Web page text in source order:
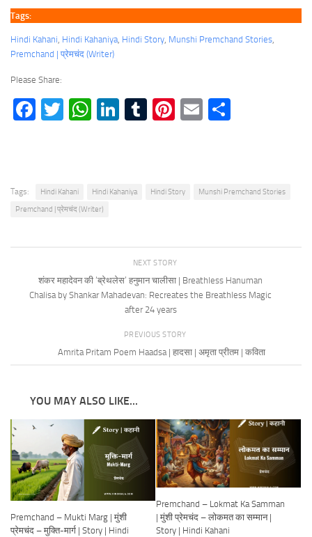
Tags:
Hindi Kahani, Hindi Kahaniya, Hindi Story, Munshi Premchand Stories
Premchand | प्रेमचंद (Writer)
Please Share:
Facebook
TwitterWhatsApp
LinkedIn
Tumblr
Pinterest
Email
Tags: Hindi Kahani Hindi Kahaniya Hindi Story
Munshi Premchand Stories
Premchand | प्रेमचंद (Writer)
NEXT STORY
शंकर महादेवन की ‘ब्रेथलेस’ हनुमान चालीसा | Breathless Hanuman
Chalisa by Shankar Mahadevan: Recreates the Breathless Magic
after 24 years
PREVIOUS STORY
Amrita Pritam Poem Haadsa | हादसा | अमृता प्रीतम | कविता
YOU MAY ALSO LIKE...
Premchand – Mukti Marg | मुंशी
प्रेमचंद – मुक्ति-मार्ग | Story | Hindi
Premchand – Lokmat Ka Samman
| मुंशी प्रेमचंद – लोकमत का सम्मान |
Story | Hindi Kahani